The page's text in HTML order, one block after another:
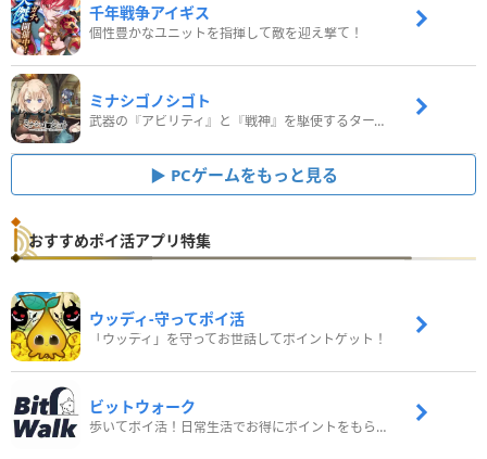
千年戦争アイギス
個性豊かなユニットを指揮して敵を迎え撃て！
ミナシゴノシゴト
武器の『アビリティ』と『戦神』を駆使するターン制コマンドバトルRPG！
PCゲームをもっと見る
おすすめポイ活アプリ特集
ウッディ‐守ってポイ活
「ウッディ」を守ってお世話してポイントゲット！
ビットウォーク
歩いてポイ活！日常生活でお得にポイントをもらおう